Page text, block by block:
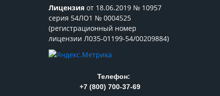
Лицензия от 18.06.2019 № 10957
серия 54ЛО1 № 0004525
(регистрационный номер
лицензии Л035-01199-54/00209884)
Телефон:
+7 (800) 700-37-69